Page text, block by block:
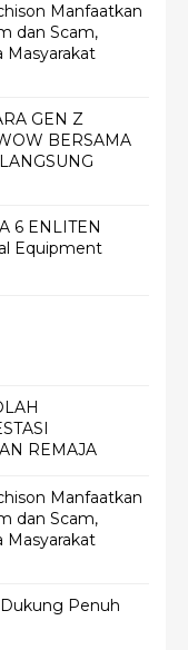
Manfaatkan
dan Scam,
Masyarakat
GEN Z
BERSAMA
6 ENLITEN
Equipment
REMAJA
Manfaatkan
dan Scam,
Masyarakat
Penuh